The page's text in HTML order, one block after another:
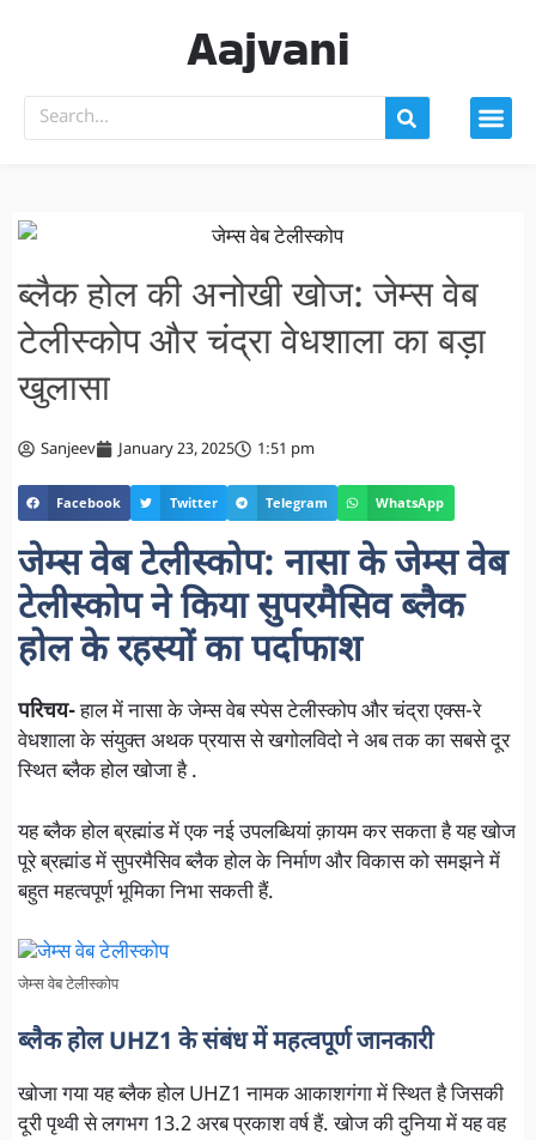
Aajvani
ब्लैक होल की अनोखी खोज: जेम्स वेब
टेलीस्कोप और चंद्रा वेधशाला का बड़ा
खुलासा
Sanjeev January 23, 2025 1:51 pm
Facebook Twitter Telegram WhatsApp
जेम्स वेब टेलीस्कोप: नासा के जेम्स वेब
टेलीस्कोप ने किया सुपरमैसिव ब्लैक
होल के रहस्यों का पर्दाफाश
परिचय-हाल में नासा के जेम्स वेब स्पेस टेलीस्कोप और चंद्रा एक्स-रे
वेधशाला के संयुक्त अथक प्रयास से खगोलविदो ने अब तक का सबसे दूर
स्थित ब्लैक होल खोजा है .
यह ब्लैक होल ब्रह्मांड में एक नई उपलब्धियां क़ायम कर सकता है यह खोज
पूरे ब्रह्मांड में सुपरमैसिव ब्लैक होल के निर्माण और विकास को समझने में
बहुत महत्वपूर्ण भूमिका निभा सकती हैं.
जेम्स वेब टेलीस्कोप
ब्लैक होल UHZ1 के संबंध में महत्वपूर्ण जानकारी
खोजा गया यह ब्लैक होल UHZ1 नामक आकाशगंगा में स्थित है जिसकी
दूरी पृथ्वी से लगभग 13.2 अरब प्रकाश वर्ष हैं. खोज की दुनिया में यह वह